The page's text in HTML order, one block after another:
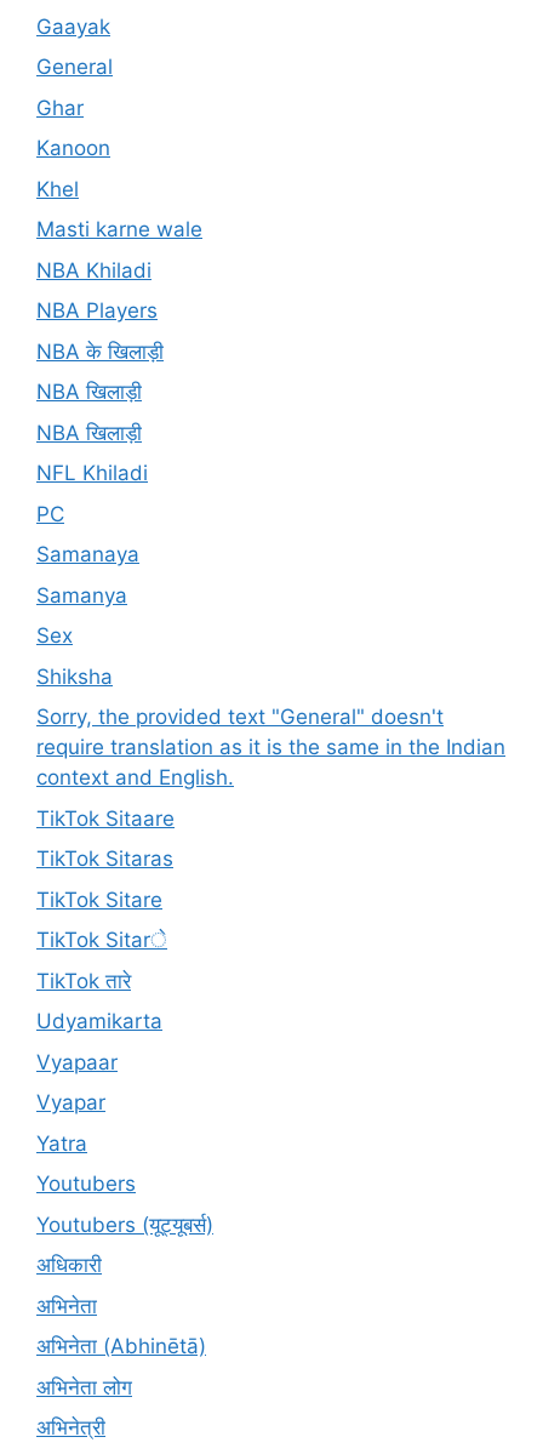
Gaayak
General
Ghar
Kanoon
Khel
Masti karne wale
NBA Khiladi
NBA Players
NBA के खिलाड़ी
NBA खिलाड़ी
NBA खिलाड़ी
NFL Khiladi
PC
Samanaya
Samanya
Sex
Shiksha
Sorry, the provided text "General" doesn't
require translation as it is the same in the Indian
context and English.
TikTok Sitaare
TikTok Sitaras
TikTok Sitare
TikTok Sitarे
TikTok तारे
Udyamikarta
Vyapaar
Vyapar
Yatra
Youtubers
Youtubers (यूट्यूबर्स)
अधिकारी
अभिनेता
अभिनेता (Abhinētā)
अभिनेता लोग
अभिनेत्री